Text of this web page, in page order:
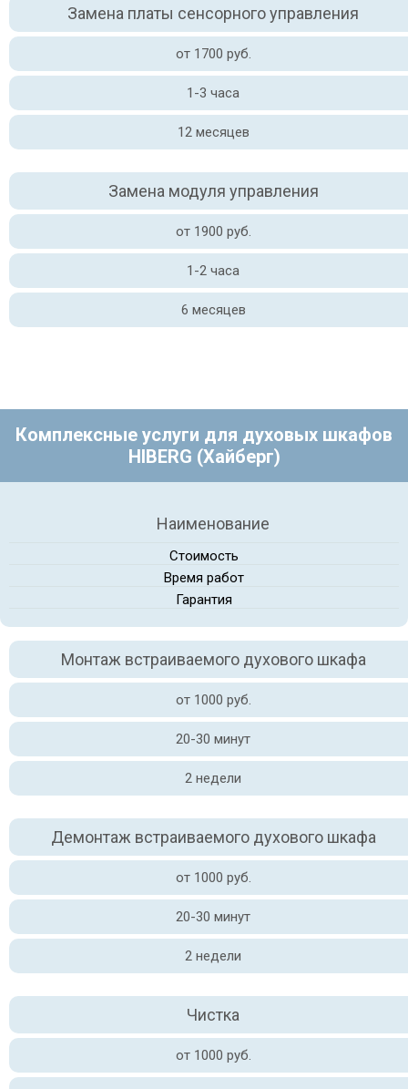
Замена платы сенсорного управления
от 1700 руб.
1-3 часа
12 месяцев
Замена модуля управления
от 1900 руб.
1-2 часа
6 месяцев
Комплексные услуги для духовых шкафов
HIBERG (Хайберг)
Наименование
Стоимость
Время работ
Гарантия
Монтаж встраиваемого духового шкафа
от 1000 руб.
20-30 минут
2 недели
Демонтаж встраиваемого духового шкафа
от 1000 руб.
20-30 минут
2 недели
Чистка
от 1000 руб.